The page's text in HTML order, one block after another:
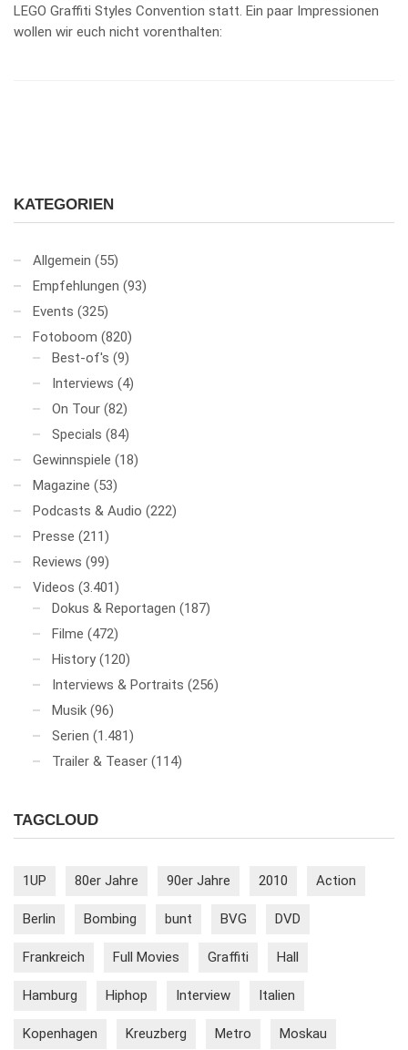
LEGO Graffiti Styles Convention statt. Ein paar Impressionen
wollen wir euch nicht vorenthalten:
KATEGORIEN
Allgemein (55)
Empfehlungen (93)
Events (325)
Fotoboom (820)
Best-of's (9)
Interviews (4)
On Tour (82)
Specials (84)
Gewinnspiele (18)
Magazine (53)
Podcasts & Audio (222)
Presse (211)
Reviews (99)
Videos (3.401)
Dokus & Reportagen (187)
Filme (472)
History (120)
Interviews & Portraits (256)
Musik (96)
Serien (1.481)
Trailer & Teaser (114)
TAGCLOUD
1UP 80er Jahre 90er Jahre 2010 Action
Berlin Bombing bunt BVG DVD
Frankreich Full Movies Graffiti Hall
Hamburg Hiphop Interview Italien
Kopenhagen Kreuzberg Metro Moskau